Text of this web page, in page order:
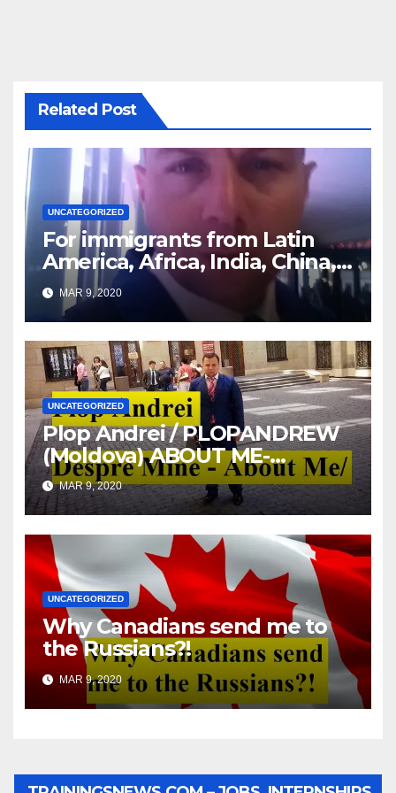
Related Post
UNCATEGORIZED
For immigrants from Latin
America, Africa, India, China,
etc. you must read this article
MAR 9, 2020
UNCATEGORIZED
Plop Andrei / PLOPANDREW
(Moldova) ABOUT ME-
DESPRE MINE
MAR 9, 2020
UNCATEGORIZED
Why Canadians send me to
the Russians?!
MAR 9, 2020